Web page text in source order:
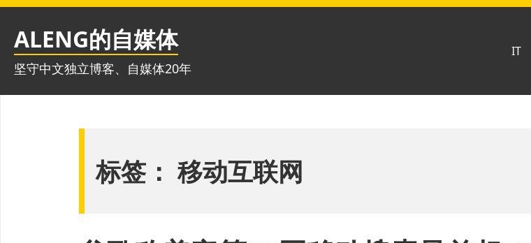
跳
ALENG的自媒体
坚守中文独立博客、自媒体20年
IT
标签： 移动互联网